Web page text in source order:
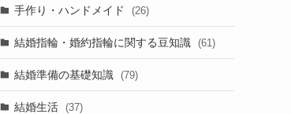
手作り・ハンドメイド (26)
結婚指輪・婚約指輪に関する豆知識 (61)
結婚準備の基礎知識 (79)
結婚生活 (37)